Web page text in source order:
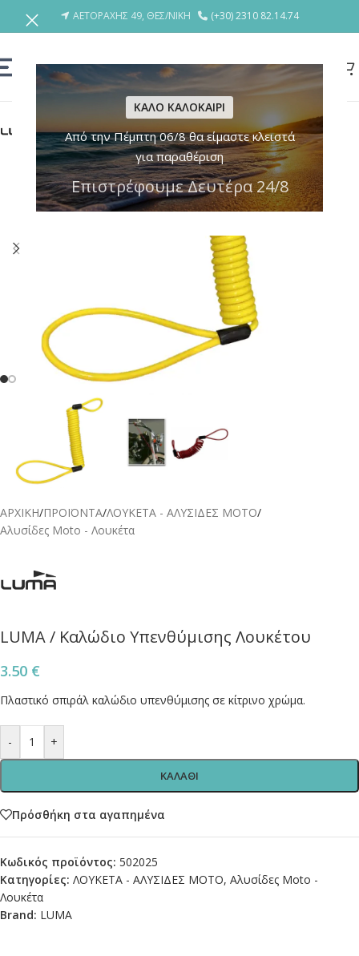
ΚΑΛΟ ΚΑΛΟΚΑΙΡΙ
Από την Πέμπτη 06/8 θα είμαστε κλειστά
για παραθέριση
Επιστρέφουμε Δευτέρα 24/8
ΑΕΤΟΡΑΧΗΣ 49, ΘΕΣ/ΝΙΚΗ (+30) 2310 82.14.74
ΑΡΧΙΚΗ/ΠΡΟΪΟΝΤΑ/ΛΟΥΚΕΤΑ - ΑΛΥΣΙΔΕΣ ΜΟΤΟ/
Αλυσίδες Moto - Λουκέτα
LUMA / Καλώδιο Υπενθύμισης Λουκέτου
3.50 €
Πλαστικό σπιράλ καλώδιο υπενθύμισης σε κίτρινο χρώμα.
- +
ΚΑΛΑΘΙ
Πρόσθήκη στα αγαπημένα
Κωδικός προϊόντος: 502025
Κατηγορίες: ΛΟΥΚΕΤΑ - ΑΛΥΣΙΔΕΣ ΜΟΤΟ, Αλυσίδες Moto -
Λουκέτα
Brand: LUMA